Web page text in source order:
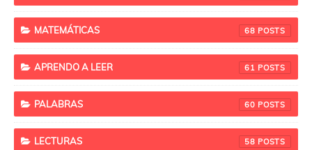
MATEMÁTICAS 68
APRENDO A LEER 61
PALABRAS 60
LECTURAS 58